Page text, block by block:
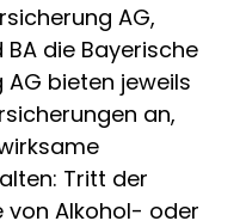
AG,
die Bayerische
bieten jeweils
an,
Tritt der
von Alkohol- oder